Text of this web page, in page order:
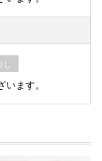
し
ます。